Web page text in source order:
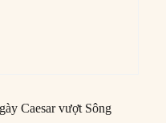
Caesar vượt Sông